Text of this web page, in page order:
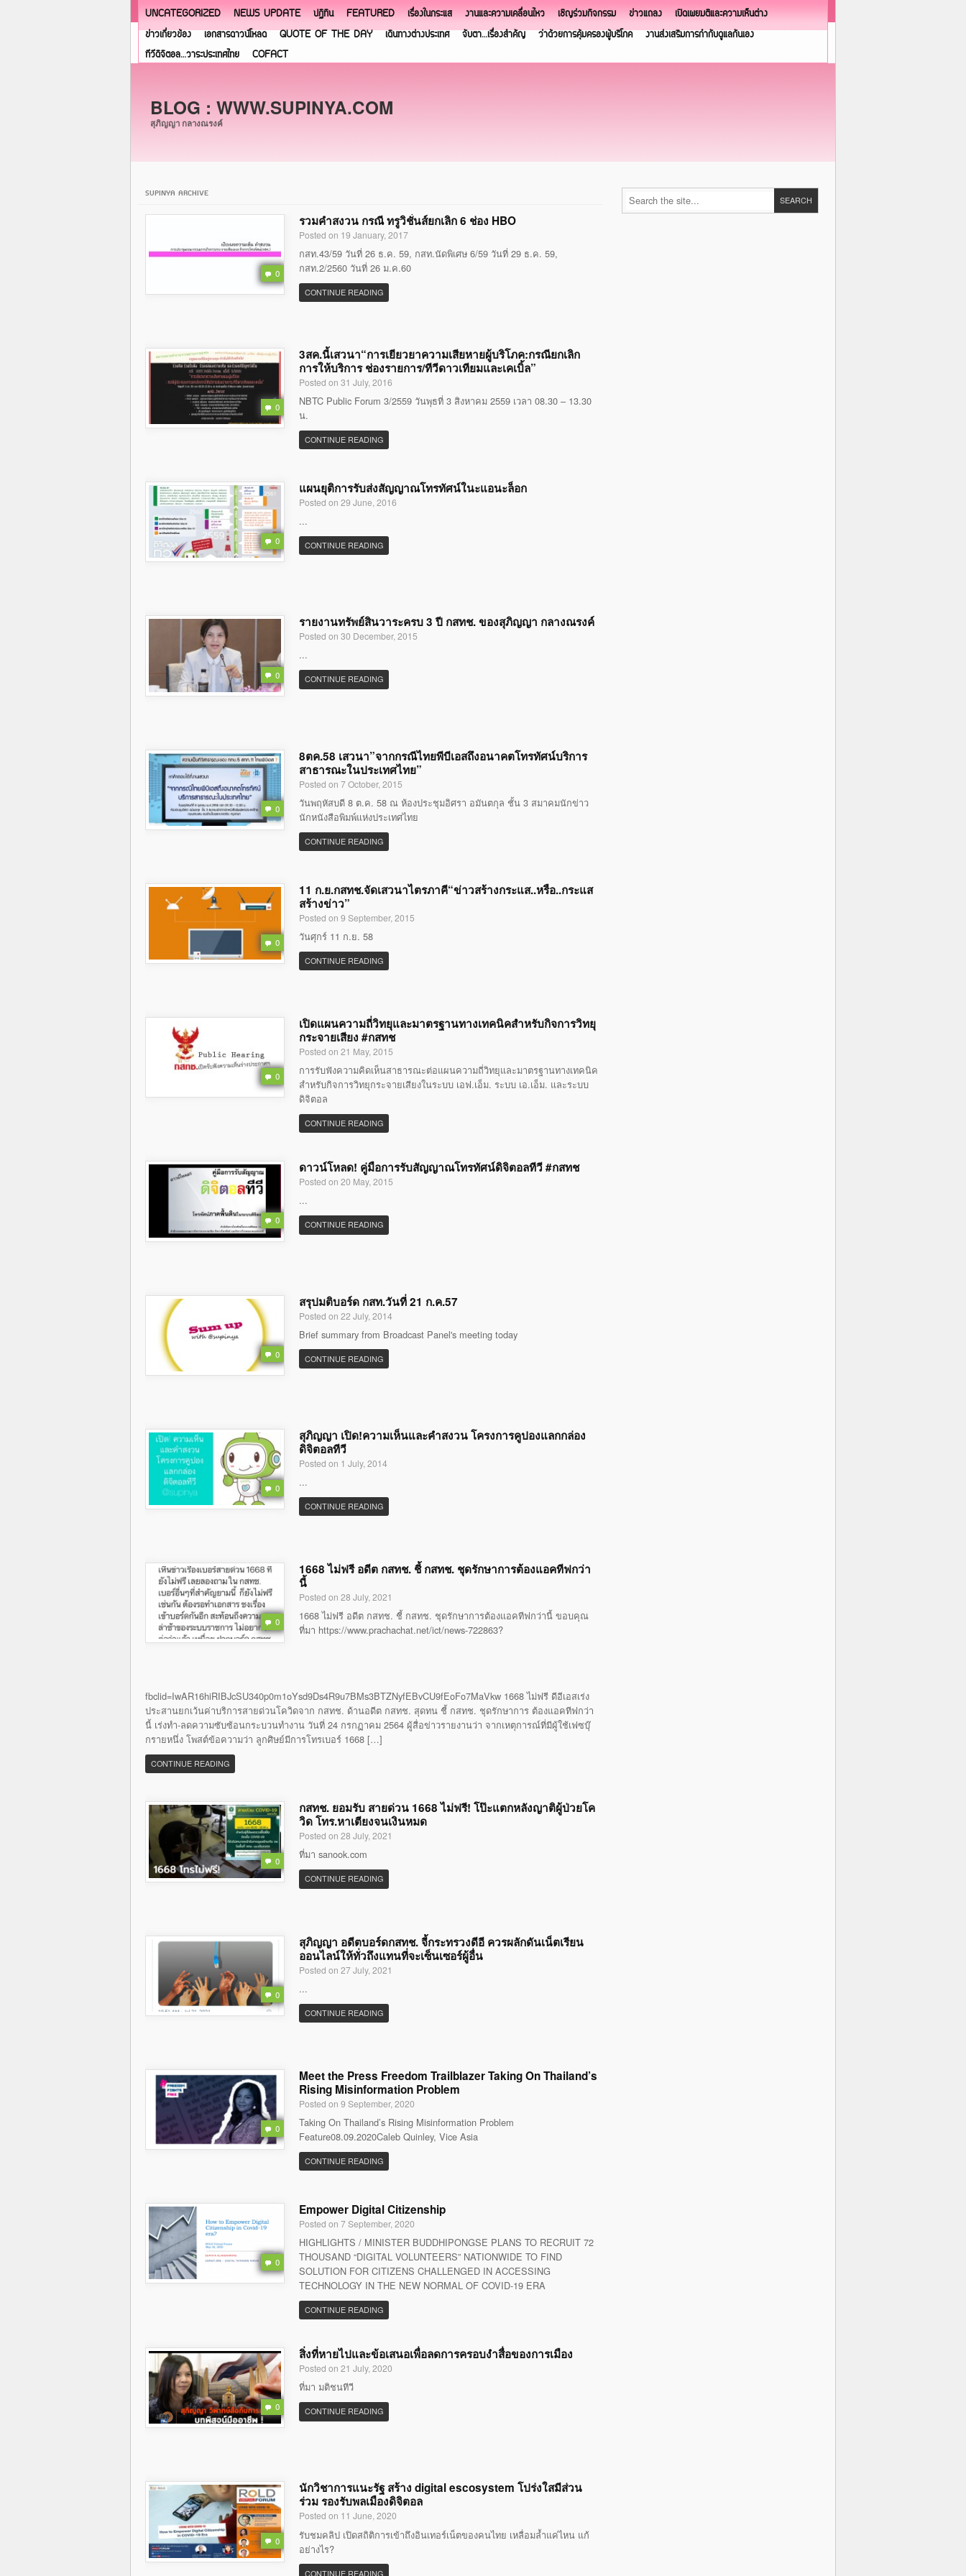
UNCATEGORIZED NEWS UPDATE ปฏิทิน FEATURED เรื่องในกระแส งานและความเคลื่อนไหว เชิญร่วมกิจกรรม ข่าวแถลง
เปิดเผยมติและความเห็นต่าง
ข่าวเกี่ยวข้อง
เอกสารดาวน์โหลด QUOTE OF THE DAY เดินทางต่างประเทศ จับตา…เรื่องสำคัญ ว่าด้วยการคุ้มครองผู้บริโภค
งานส่งเสริมการกำกับดูแลกันเอง
ทีวีดิจิตอล…วาระประเทศไทย
COFACT
BLOG : WWW.SUPINYA.COM
สุภิญญา กลางณรงค์
SUPINYA ARCHIVE
0
รวมคำสงวน กรณี ทรูวิชั่นส์ยกเลิก 6 ช่อง HBO
Posted on 19 January, 2017
กสท.43/59 วันที่ 26 ธ.ค. 59, กสท.นัดพิเศษ 6/59 วันที่ 29 ธ.ค. 59,
กสท.2/2560 วันที่ 26 ม.ค.60
CONTINUE READING
0
3สค.นี้เสวนา“การเยียวยาความเสียหายผู้บริโภค:กรณียกเลิก
การให้บริการ ช่องรายการ/ทีวีดาวเทียมและเคเบิ้ล”
Posted on 31 July, 2016
NBTC Public Forum 3/2559 วันพุธที่ 3 สิงหาคม 2559 เวลา 08.30 – 13.30
น.
CONTINUE READING
0
แผนยุติการรับส่งสัญญาณโทรทัศน์ในะแอนะล็อก
Posted on 29 June, 2016
...
CONTINUE READING
0
รายงานทรัพย์สินวาระครบ 3 ปี กสทช. ของสุภิญญา กลางณรงค์
Posted on 30 December, 2015
...
CONTINUE READING
0
8ตค.58 เสวนา”จากกรณีไทยพีบีเอสถึงอนาคตโทรทัศน์บริการ
สาธารณะในประเทศไทย”
Posted on 7 October, 2015
วันพฤหัสบดี 8 ต.ค. 58 ณ ห้องประชุมอิศรา อมันตกุล ชั้น 3 สมาคมนักข่าว
นักหนังสือพิมพ์แห่งประเทศไทย
CONTINUE READING
0
11 ก.ย.กสทช.จัดเสวนาไตรภาคี“ข่าวสร้างกระแส..หรือ..กระแส
สร้างข่าว”
Posted on 9 September, 2015
วันศุกร์ 11 ก.ย. 58
CONTINUE READING
0
เปิดแผนความถี่วิทยุและมาตรฐานทางเทคนิคสำหรับกิจการวิทยุ
กระจายเสียง #กสทช
Posted on 21 May, 2015
การรับฟังความคิดเห็นสาธารณะต่อแผนความถี่วิทยุและมาตรฐานทางเทคนิค
สำหรับกิจการวิทยุกระจายเสียงในระบบ เอฟ.เอ็ม. ระบบ เอ.เอ็ม. และระบบ
ดิจิตอล
CONTINUE READING
0
ดาวน์โหลด! คู่มือการรับสัญญาณโทรทัศน์ดิจิตอลทีวี #กสทช
Posted on 20 May, 2015
...
CONTINUE READING
0
สรุปมติบอร์ด กสท.วันที่ 21 ก.ค.57
Posted on 22 July, 2014
Brief summary from Broadcast Panel's meeting today
CONTINUE READING
0
สุภิญญา เปิด!ความเห็นและคำสงวน โครงการคูปองแลกกล่อง
ดิจิตอลทีวี
Posted on 1 July, 2014
...
CONTINUE READING
0
1668 ไม่ฟรี อดีต กสทช. ชี้ กสทช. ชุดรักษาการต้องแอคทีฟกว่า
นี้
Posted on 28 July, 2021
1668 ไม่ฟรี อดีต กสทช. ชี้ กสทช. ชุดรักษาการต้องแอคทีฟกว่านี้ ขอบคุณ
ที่มา https://www.prachachat.net/ict/news-722863?
fbclid=IwAR16hiRIBJcSU340p0m1oYsd9Ds4R9u7BMs3BTZNyfEBvCU9fEoFo7MaVkw 1668 ไม่ฟรี ดีอีเอสเร่ง
ประสานยกเว้นค่าบริการสายด่วนโควิดจาก กสทช. ด้านอดีต กสทช. สุดทน ชี้ กสทช. ชุดรักษาการ ต้องแอคทีฟกว่า
นี้ เร่งทำ-ลดความซับซ้อนกระบวนทำงาน วันที่ 24 กรกฏาคม 2564 ผู้สื่อข่าวรายงานว่า จากเหตุการณ์ที่มีผู้ใช้เฟซบุ๊
กรายหนึ่ง โพสต์ข้อความว่า ลูกศิษย์มีการโทรเบอร์ 1668 […]
CONTINUE READING
0
กสทช. ยอมรับ สายด่วน 1668 ไม่ฟรี! โป๊ะแตกหลังญาติผู้ป่วยโค
วิด โทร.หาเตียงจนเงินหมด
Posted on 28 July, 2021
ที่มา sanook.com
CONTINUE READING
0
สุภิญญา อดีตบอร์ดกสทช. จี้กระทรวงดีอี ควรผลักดันเน็ตเรียน
ออนไลน์ให้ทั่วถึงแทนที่จะเซ็นเซอร์ผู้อื่น
Posted on 27 July, 2021
...
CONTINUE READING
0
Meet the Press Freedom Trailblazer Taking On Thailand’s
Rising Misinformation Problem
Posted on 9 September, 2020
Taking On Thailand’s Rising Misinformation Problem
Feature08.09.2020Caleb Quinley, Vice Asia
CONTINUE READING
0
Empower Digital Citizenship
Posted on 7 September, 2020
HIGHLIGHTS / MINISTER BUDDHIPONGSE PLANS TO RECRUIT 72
THOUSAND “DIGITAL VOLUNTEERS” NATIONWIDE TO FIND
SOLUTION FOR CITIZENS CHALLENGED IN ACCESSING
TECHNOLOGY IN THE NEW NORMAL OF COVID-19 ERA
CONTINUE READING
0
สิ่งที่หายไปและข้อเสนอเพื่อลดการครอบงำสื่อของการเมือง
Posted on 21 July, 2020
ที่มา มติชนทีวี
CONTINUE READING
0
นักวิชาการแนะรัฐ สร้าง digital escosystem โปร่งใสมีส่วน
ร่วม รองรับพลเมืองดิจิตอล
Posted on 11 June, 2020
รับชมคลิป เปิดสถิติการเข้าถึงอินเทอร์เน็ตของคนไทย เหลื่อมล้ำแค่ไหน แก้
อย่างไร?
CONTINUE READING